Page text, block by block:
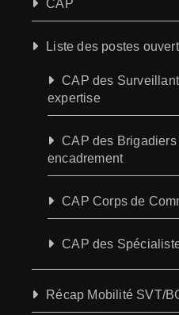
CAP
Liste des postes
CAP des
expertise
CAP des
encadrement
CAP Corps de
CAP des
Récap Mobilité SVT/